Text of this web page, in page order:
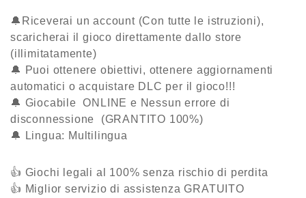
🔔Riceverai un account (Con tutte le istruzioni),
scaricherai il gioco direttamente dallo store
(illimitatamente)
🔔 Puoi ottenere obiettivi, ottenere aggiornamenti
automatici o acquistare DLC per il gioco!!!
🔔 Giocabile ONLINE e Nessun errore di
disconnessione (GRANTITO 100%)
🔔 Lingua: Multilingua
👍 Giochi legali al 100% senza rischio di perdita
👍 Miglior servizio di assistenzaGRATUITO